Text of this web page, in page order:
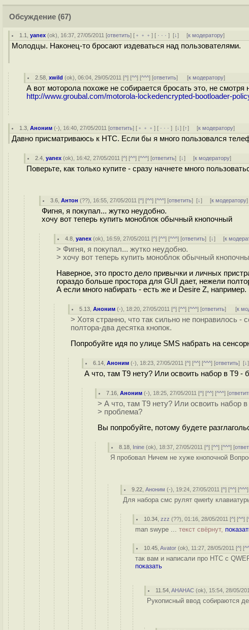
Обсуждение (67)
1.1 ,yanex (ok), 16:37, 27/05/2011 [ответить] [ ﹢﹢﹢] [ · · ·][↓] [к модератору]
Молодцы. Наконец-то бросают издеваться над пользователями.
2.58 ,xwild (ok), 06:04, 29/05/2011 [^] [^^] [^^^] [ответить] [к модератору]
А вот моторола похоже не собирается бросать это, не смотря
http://www.groubal.com/motorola-lockedencrypted-bootloader-
1.3 ,Аноним (-), 16:40, 27/05/2011 [ответить] [ ﹢﹢﹢] [ · · ·][↓] [↑] [к модератору]
Давно присматриваюсь к HTC. Если бы я много пользовался
2.4 ,yanex (ok), 16:42, 27/05/2011 [^] [^^] [^^^] [ответить][↓] [к модератору]
Поверьте, как только купите - сразу начнете много
3.6 ,Антон (??), 16:55, 27/05/2011 [^] [^^] [^^^] [ответить][↓] [к модератору]
Фигня, я покупал... жутко неудобно.
хочу вот теперь купить моноблок обычный кнопочный
4.8 ,yanex (ok), 16:59, 27/05/2011 [^] [^^] [^^^] [ответить][↓] [к
> Фигня, я покупал... жутко неудобно.
> хочу вот теперь купить моноблок обычный
Наверное, это просто дело привычки и личных
гораздо больше простора для GUI дает, нежели
А если много набирать - есть же и Desire Z, например.
5.13 ,Аноним (-), 18:20, 27/05/2011 [^] [^^] [^^^] [ответить] [к
> Хотя странно, что так сильно не понравилось
полтора-два десятка кнопок.
Попробуйте идя по улице SMS набрать на
6.14 ,Аноним (-), 18:23, 27/05/2011 [^] [^^] [^^^] [ответить][↓
А что, там Т9 нету? Или освоить набор в Т9 -
7.16 ,Аноним (-), 18:25, 27/05/2011 [^] [^^] [^^^] [
> А что, там Т9 нету? Или освоить набор
> проблема?
Вы попробуйте, потому будете
8.18 Inine (ok), 18:37, 27/05/2011 [^] [^^] [^^^] [
Я пробовал Ничем не хуже кнопочной
9.22 ,Аноним (-), 19:24, 27/05/2011 [^] [^^] [^^^
Для набора смс рулят qwerty
10.34 ,zzz (??), 01:16, 28/05/2011 [^] [^^] [
man swype ... текст свёрнут,
10.45 ,Avator (ok), 11:27, 28/05/2011 [^] [
так вам и написали про HTC c
показать
11.54 ,AHAHAC (ok), 15:54, 28/05/
Рукописный ввод собираются